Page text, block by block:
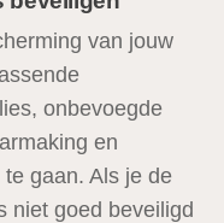
van jouw
onbevoegde
en
gaan. Als je de
niet goed beveiligd